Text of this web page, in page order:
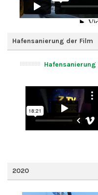
Hafensanierung der Film
2020